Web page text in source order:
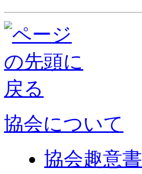
協会について
協会趣意書